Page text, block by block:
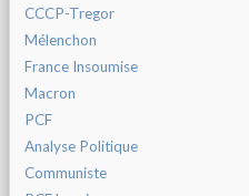
CCCP-Tregor
Mélenchon
France Insoumise
Macron
PCF
Analyse Politique
Communiste